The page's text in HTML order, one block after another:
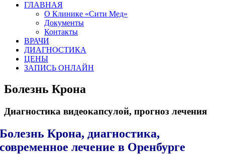
ГЛАВНАЯ
О Клинике «Сити Мед»
Документы
Контакты
ВРАЧИ
ДИАГНОСТИКА
ЦЕНЫ
ЗАПИСЬ ОНЛАЙН
Болезнь Крона
Диагностика видеокапсулой, прогноз лечения
Болезнь Крона, диагностика,
современное лечение в Оренбурге